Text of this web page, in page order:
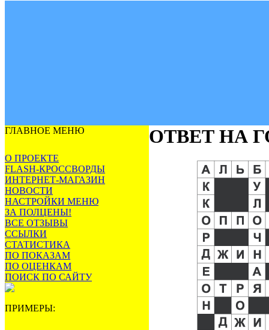
ГЛАВНОЕ МЕНЮ
О ПРОЕКТЕ
FLASH-КРОССВОРДЫ
ИНТЕРНЕТ-МАГАЗИН
НОВОСТИ
НАСТРОЙКИ МЕНЮ
ЗА ПОЛЦЕНЫ!
ВСЕ ОТЗЫВЫ
ССЫЛКИ
СТАТИСТИКА
ПО ПОКАЗАМ
ПО ОЦЕНКАМ
ПОИСК ПО САЙТУ
ПРИМЕРЫ:
ОТВЕТ НА